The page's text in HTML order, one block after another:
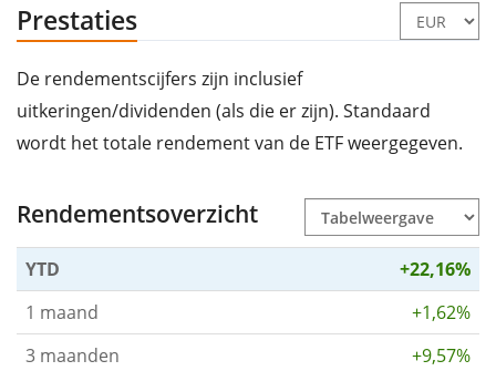
Prestaties
De rendementscijfers zijn inclusief
uitkeringen/dividenden (als die er zijn). Standaard
wordt het totale rendement van de ETF weergegeven.
Rendementsoverzicht
YTD
+22,16%
1 maand
+1,62%
3 maanden
+9,57%